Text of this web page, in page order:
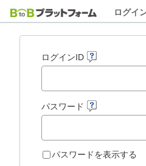
ログイ
ログインID
パスワード
パスワードを表示する